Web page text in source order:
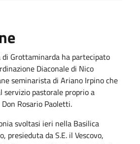
Grottaminarda ha partecipato
Diaconale di Nico
seminarista di Ariano Irpino che
servizio pastorale proprio a
Rosario Paoletti.
svoltasi ieri nella Basilica
presieduta da S.E. il Vescovo,